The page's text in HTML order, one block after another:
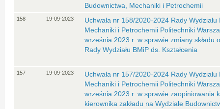
Budownictwa, Mechaniki i Petrochemii
158 19-09-2023
Uchwała nr 158/2020-2024 Rady
Mechaniki i Petrochemii Politechniki
września 2023 r. w sprawie zmiany składu
Rady Wydziału BMiP ds. Kształcenia
157 19-09-2023
Uchwała nr 157/2020-2024 Rady
Mechaniki i Petrochemii Politechniki
września 2023 r. w sprawie zaopiniowania
kierownika zakładu na Wydziale